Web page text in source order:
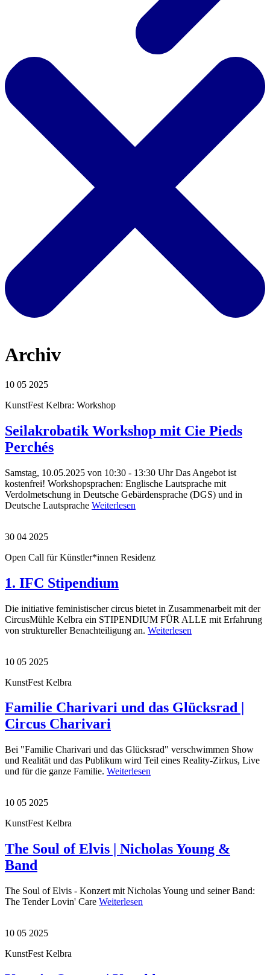
Archiv
10 05 2025
KunstFest Kelbra: Workshop
Seilakrobatik Workshop mit Cie Pieds
Perchés
Samstag, 10.05.2025 von 10:30 - 13:30 Uhr Das Angebot ist
kostenfrei! Workshopsprachen: Englische Lautsprache mit
Verdolmetschung in Deutsche Gebärdensprache (DGS) und in
Deutsche Lautsprache Weiterlesen
30 04 2025
Open Call für Künstler*innen Residenz
1. IFC Stipendium
Die initiative feministischer circus bietet in Zusammenarbeit mit der
CircusMühle Kelbra ein STIPENDIUM FÜR ALLE mit Erfahrung
von struktureller Benachteiligung an. Weiterlesen
10 05 2025
KunstFest Kelbra
Familie Charivari und das Glücksrad |
Circus Charivari
Bei "Familie Charivari und das Glücksrad" verschwimmen Show
und Realität und das Publikum wird Teil eines Reality-Zirkus, Live
und für die ganze Familie. Weiterlesen
10 05 2025
KunstFest Kelbra
The Soul of Elvis | Nicholas Young &
Band
The Soul of Elvis - Konzert mit Nicholas Young und seiner Band:
The Tender Lovin' Care Weiterlesen
10 05 2025
KunstFest Kelbra